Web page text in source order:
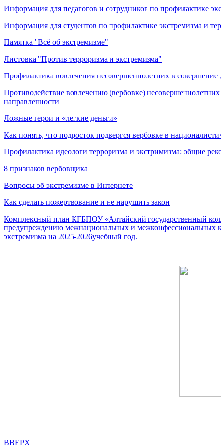
Информация для педагогов и сотрудников по профилактике
Информация для студентов по профилактике экстремизма и
Памятка "Всё об экстремизме"
Листовка "Против терроризма и экстремизма"
Профилактика вовлечения несовершеннолетних в совершение
Противодействие вовлечению (вербовке)
направленности
Ложные герои и «легкие деньги»
Как понять, что подросток подвергся вербовке в
Профилактика идеологи терроризма и экстримизма: общие
8 признаков вербовщика
Вопросы об экстремизме в Интернете
Как сделать пожертвование и не нарушить закон
Комплексный план КГБПОУ «Алтайский государственный
предупреждению межнациональных и межконфессиональных
экстремизма на 2025-2026учебный год.
BBEPX